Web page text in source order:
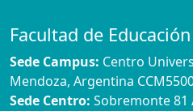
Facultad de Educación
Sede Campus: Centro
Mendoza, Argentina
Sede Centro: Sobremonte 81